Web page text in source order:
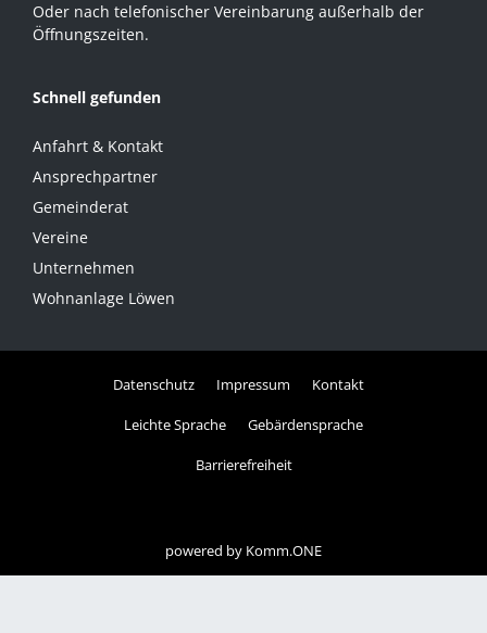
Oder nach telefonischer Vereinbarung außerhalb der
Öffnungszeiten.
Schnell gefunden
Anfahrt & Kontakt
Ansprechpartner
Gemeinderat
Vereine
Unternehmen
Wohnanlage Löwen
Datenschutz Impressum Kontakt
Leichte Sprache Gebärdensprache
Barrierefreiheit
powered by Komm.ONE